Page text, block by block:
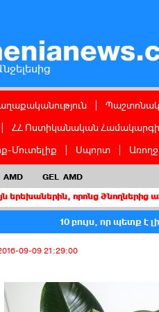
ՀՀ Ոստիկանական
Մուտելիք Սպորտ
AMD GEL AMD
որոնց ծնողներից առնվազն
10 բույս, որ պետք է
09-09 21:29:00